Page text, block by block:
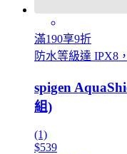
滿190享9折
防水等級達 IPX8
spigen
組)
(1)
$539